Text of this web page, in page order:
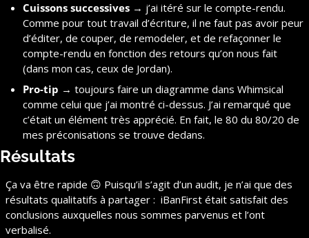
Cuissons successives → j’ai itéré sur le compte-rendu.
Comme pour tout travail d’écriture, il ne faut pas avoir peur
d’éditer, de couper, de remodeler, et de refaçonner le
compte-rendu en fonction des retours qu’on nous fait
(dans mon cas, ceux de Jordan).
Pro-tip → toujours faire un diagramme dans Whimsical
comme celui que j’ai montré ci-dessus. J’ai remarqué que
c’était un élément très apprécié. En fait, le 80 du 80/20 de
mes préconisations se trouve dedans.
Résultats
Ça va être rapide 🙃 Puisqu’il s’agit d’un audit, je n’ai que des
résultats qualitatifs à partager :  iBanFirst était satisfait des
conclusions auxquelles nous sommes parvenus et l’ont
verbalisé.